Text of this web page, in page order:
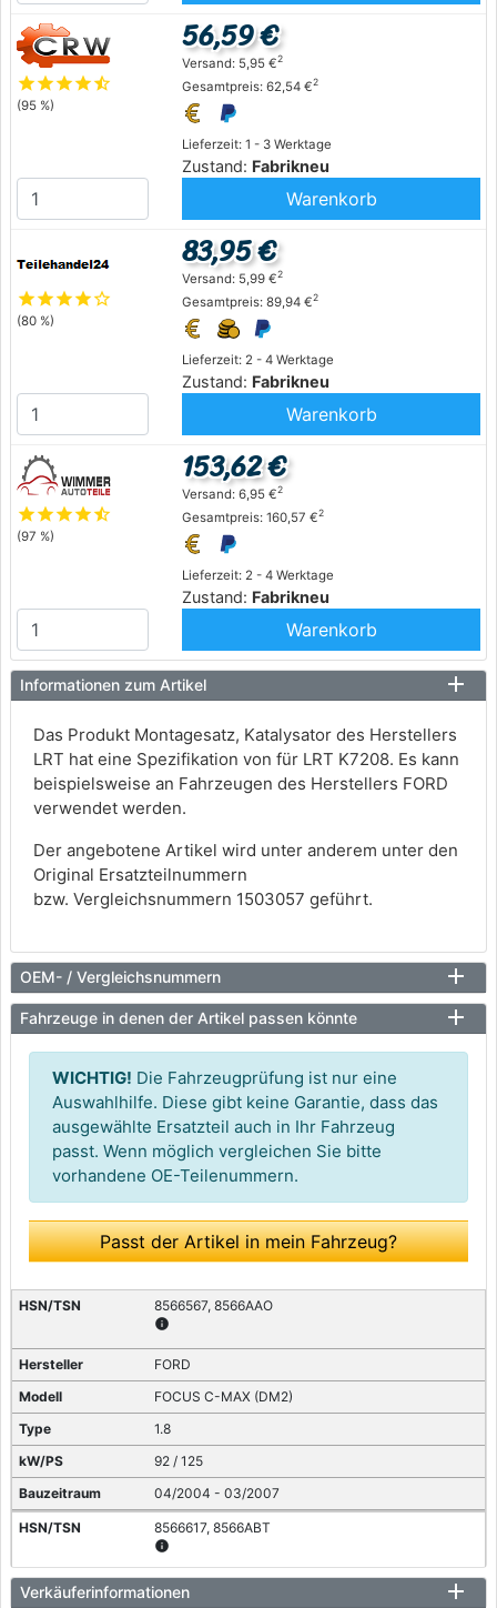
starstarstarstarstar_half
(95 %)
Lieferzeit: 1 - 3 Werktage
Zustand: Fabrikneu
56,59 €
Versand: 5,95 €2
Gesamtpreis: 62,54 €2
Warenkorb
starstarstarstarstar_outline
(80 %)
Lieferzeit: 2 - 4 Werktage
Zustand: Fabrikneu
83,95 €
Versand: 5,99 €2
Gesamtpreis: 89,94 €2
Warenkorb
starstarstarstarstar_half
(97 %)
Lieferzeit: 2 - 4 Werktage
Zustand: Fabrikneu
153,62 €
Versand: 6,95 €2
Gesamtpreis: 160,57 €2
Warenkorb
Informationen zum Artikel
Das Produkt Montagesatz, Katalysator des Herstellers
LRT hat eine Spezifikation von für LRT K7208. Es kann
beispielsweise an Fahrzeugen des Herstellers FORD
verwendet werden.
Der angebotene Artikel wird unter anderem unter den
Original Ersatzteilnummern
bzw. Vergleichsnummern 1503057 geführt.
OEM- / Vergleichsnummern
Fahrzeuge in denen der Artikel passen könnte
WICHTIG! Die Fahrzeugprüfung ist nur eine
Auswahlhilfe. Diese gibt keine Garantie, dass das
ausgewählte Ersatzteil auch in Ihr Fahrzeug
passt. Wenn möglich vergleichen Sie bitte
vorhandene OE-Teilenummern.
Passt der Artikel in mein Fahrzeug?
8566567, 8566AAO
info
FORD
FOCUS C-MAX (DM2)
1.8
92 / 125
04/2004 - 03/2007
8566617, 8566ABT
info
FORD
Verkäuferinformationen